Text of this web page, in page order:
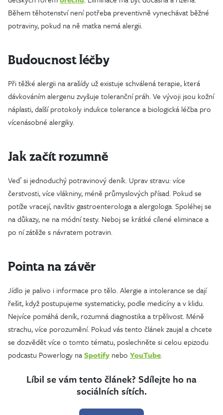
Během těhotenství není potřeba preventivně vynechávat běžné
potraviny, pokud na ně matka nemá alergii.
Budoucnost léčby
Při těžké alergii na arašídy už existuje schválená terapie, která
dávkováním alergenu zvyšuje toleranční práh. Ve vývoji jsou kožní
náplasti, další protokoly indukce tolerance a biologická léčba pro
vícenásobné alergiky.
Jak začít rozumně
Veď si jednoduchý potravinový deník. Uprav stravu: více
čerstvosti, více vlákniny, méně průmyslových přísad. Pokud se
potíže vracejí, navštiv gastroenterologa a alergologa. Spoléhej se
na důkazy, ne na módní testy. Neboj se krátké cílené eliminace a
po ní zátěže s návratem potravin.
Pointa na závěr
Jídlo je palivo i informace pro tělo. Alergie a intolerance se dají
řešit, když postupujeme systematicky, podle medicíny a v klidu.
Nejvíce pomáhá deník, rozumná diagnostika a trpělivost. Méně
strachu, více porozumění. Pokud vás tento článek zaujal a chcete
se dozvědět více o tomto tématu, poslechněte si celou epizodu
podcastu Powerlogy naSpotify nebo YouTube.
Líbil se vám tento článek? Sdílejte ho na
sociálních sítích.